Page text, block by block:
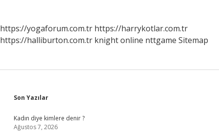
https://yogaforum.com.tr https://harrykotlar.com.tr
https://halliburton.com.tr knight online nttgame Sitemap
Sidebar
Son Yazılar
Kadın diye kimlere denir ?
Ağustos 7, 2026